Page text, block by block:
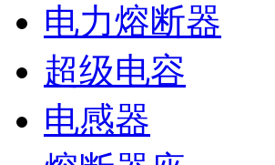
电力熔断器
超级电容
电感器